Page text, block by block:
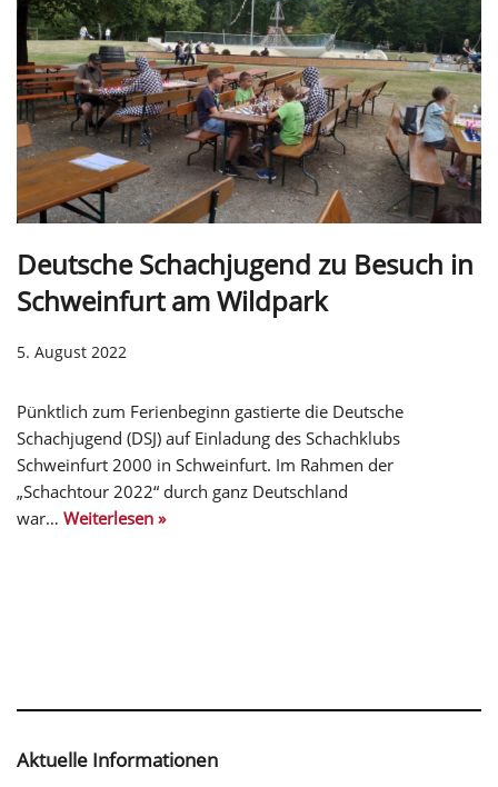
Deutsche Schachjugend zu Besuch in
Schweinfurt am Wildpark
5. August 2022
Pünktlich zum Ferienbeginn gastierte die Deutsche
Schachjugend (DSJ) auf Einladung des Schachklubs
Schweinfurt 2000 in Schweinfurt. Im Rahmen der
„Schachtour 2022“ durch ganz Deutschland
war… Weiterlesen »
Aktuelle Informationen